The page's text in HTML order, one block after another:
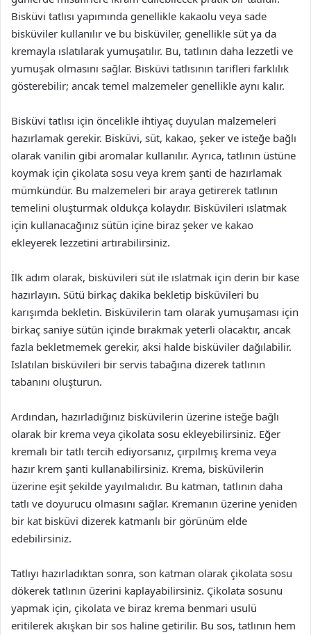
Bisküvi tatlısı yapımında genellikle kakaolu veya sade
bisküviler kullanılır ve bu bisküviler, genellikle süt ya da
kremayla ıslatılarak yumuşatılır. Bu, tatlının daha lezzetli ve
yumuşak olmasını sağlar. Bisküvi tatlısının tarifleri farklılık
gösterebilir; ancak temel malzemeler genellikle aynı kalır.
Bisküvi tatlısı için öncelikle ihtiyaç duyulan malzemeleri
hazırlamak gerekir. Bisküvi, süt, kakao, şeker ve isteğe bağlı
olarak vanilin gibi aromalar kullanılır. Ayrıca, tatlının üstüne
koymak için çikolata sosu veya krem şanti de hazırlamak
mümkündür. Bu malzemeleri bir araya getirerek tatlının
temelini oluşturmak oldukça kolaydır. Bisküvileri ıslatmak
için kullanacağınız sütün içine biraz şeker ve kakao
ekleyerek lezzetini artırabilirsiniz.
İlk adım olarak, bisküvileri süt ile ıslatmak için derin bir kase
hazırlayın. Sütü birkaç dakika bekletip bisküvileri bu
karışımda bekletin. Bisküvilerin tam olarak yumuşaması için
birkaç saniye sütün içinde bırakmak yeterli olacaktır, ancak
fazla bekletmemek gerekir, aksi halde bisküviler dağılabilir.
Islatılan bisküvileri bir servis tabağına dizerek tatlının
tabanını oluşturun.
Ardından, hazırladığınız bisküvilerin üzerine isteğe bağlı
olarak bir krema veya çikolata sosu ekleyebilirsiniz. Eğer
kremalı bir tatlı tercih ediyorsanız, çırpılmış krema veya
hazır krem şanti kullanabilirsiniz. Krema, bisküvilerin
üzerine eşit şekilde yayılmalıdır. Bu katman, tatlının daha
tatlı ve doyurucu olmasını sağlar. Kremanın üzerine yeniden
bir kat bisküvi dizerek katmanlı bir görünüm elde
edebilirsiniz.
Tatlıyı hazırladıktan sonra, son katman olarak çikolata sosu
dökerek tatlının üzerini kaplayabilirsiniz. Çikolata sosunu
yapmak için, çikolata ve biraz krema benmari usulü
eritilerek akışkan bir sos haline getirilir. Bu sos, tatlının hem